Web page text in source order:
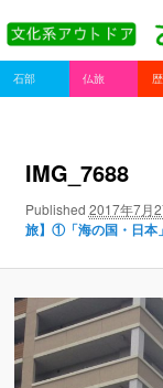
Main menu
Skip to primary
Skip to
石部 仏旅
IMG_7688
Published 2017年7月
旅】①「海の国・日本